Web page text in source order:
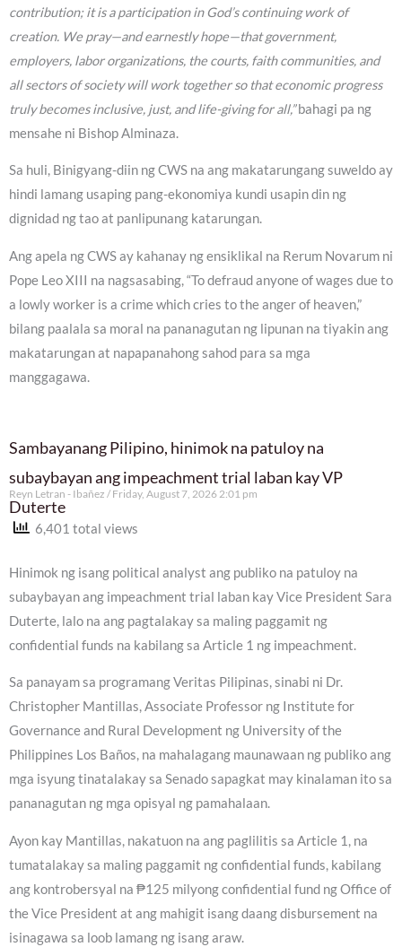
contribution; it is a participation in God’s continuing work of
creation. We pray—and earnestly hope—that government,
employers, labor organizations, the courts, faith communities, and
all sectors of society will work together so that economic progress
truly becomes inclusive, just, and life-giving for all,”bahagi pa ng
mensahe ni Bishop Alminaza.
Sa huli, Binigyang-diin ng CWS na ang makatarungang suweldo ay
hindi lamang usaping pang-ekonomiya kundi usapin din ng
dignidad ng tao at panlipunang katarungan.
Ang apela ng CWS ay kahanay ng ensiklikal na Rerum Novarum ni
Pope Leo XIII na nagsasabing, “To defraud anyone of wages due to
a lowly worker is a crime which cries to the anger of heaven,”
bilang paalala sa moral na pananagutan ng lipunan na tiyakin ang
makatarungan at napapanahong sahod para sa mga
manggagawa.
Sambayanang Pilipino, hinimok na patuloy na
subaybayan ang impeachment trial laban kay VP
Duterte
Reyn Letran - Ibañez Friday, August 7, 2026 2:01 pm
6,401 total views
Hinimok ng isang political analyst ang publiko na patuloy na
subaybayan ang impeachment trial laban kay Vice President Sara
Duterte, lalo na ang pagtalakay sa maling paggamit ng
confidential funds na kabilang sa Article 1 ng impeachment.
Sa panayam sa programang Veritas Pilipinas, sinabi ni Dr.
Christopher Mantillas, Associate Professor ng Institute for
Governance and Rural Development ng University of the
Philippines Los Baños, na mahalagang maunawaan ng publiko ang
mga isyung tinatalakay sa Senado sapagkat may kinalaman ito sa
pananagutan ng mga opisyal ng pamahalaan.
Ayon kay Mantillas, nakatuon na ang paglilitis sa Article 1, na
tumatalakay sa maling paggamit ng confidential funds, kabilang
ang kontrobersyal na ₱125 milyong confidential fund ng Office of
the Vice President at ang mahigit isang daang disbursement na
isinagawa sa loob lamang ng isang araw.